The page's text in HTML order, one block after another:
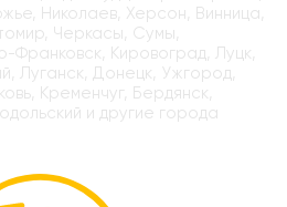
Николаев, Херсон, Винница,
Черкасы, Сумы,
Франковск, Кировоград, Луцк,
Луганск, Донецк, Ужгород,
Кременчуг, Бердянск,
и другие города